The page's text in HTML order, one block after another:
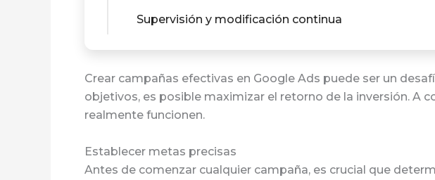
Supervisión y modificación continua
Crear campañas efectivas en Google Ads puede ser un
objetivos, es posible maximizar el retorno de la inversión. A
realmente funcionen.
Establecer metas precisas
Antes de comenzar cualquier campaña, es crucial que